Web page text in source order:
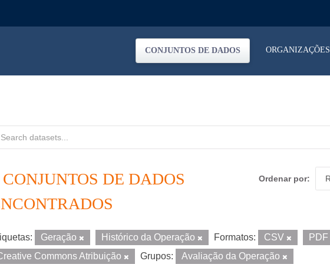
CONJUNTOS DE DADOS ORGANIZAÇÕES
Ordenar por
CONJUNTOS DE DADOS
Geração Histórico da Operação Formatos: CSV PDF
Commons Atribuição
Grupos: Avaliação da Operação